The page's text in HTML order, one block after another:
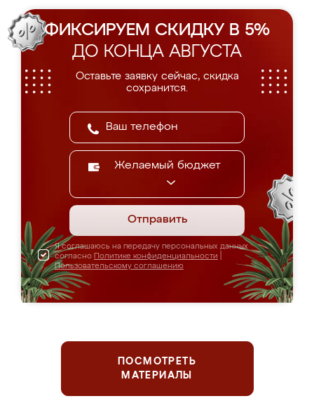
ФИКСИРУЕМ СКИДКУ В 5%
ДО КОНЦА АВГУСТА
Оставьте заявку сейчас, скидка
сохранится.
Желаемый бюджет
Отправить
Я соглашаюсь на передачу персональных данных
согласно Политике конфиденциальности
Пользовательскому соглашению
ПОСМОТРЕТЬ
МАТЕРИАЛЫ